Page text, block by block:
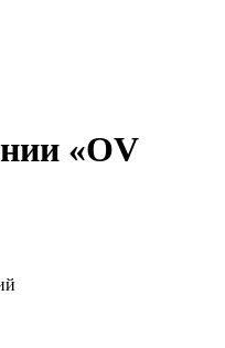
«OV